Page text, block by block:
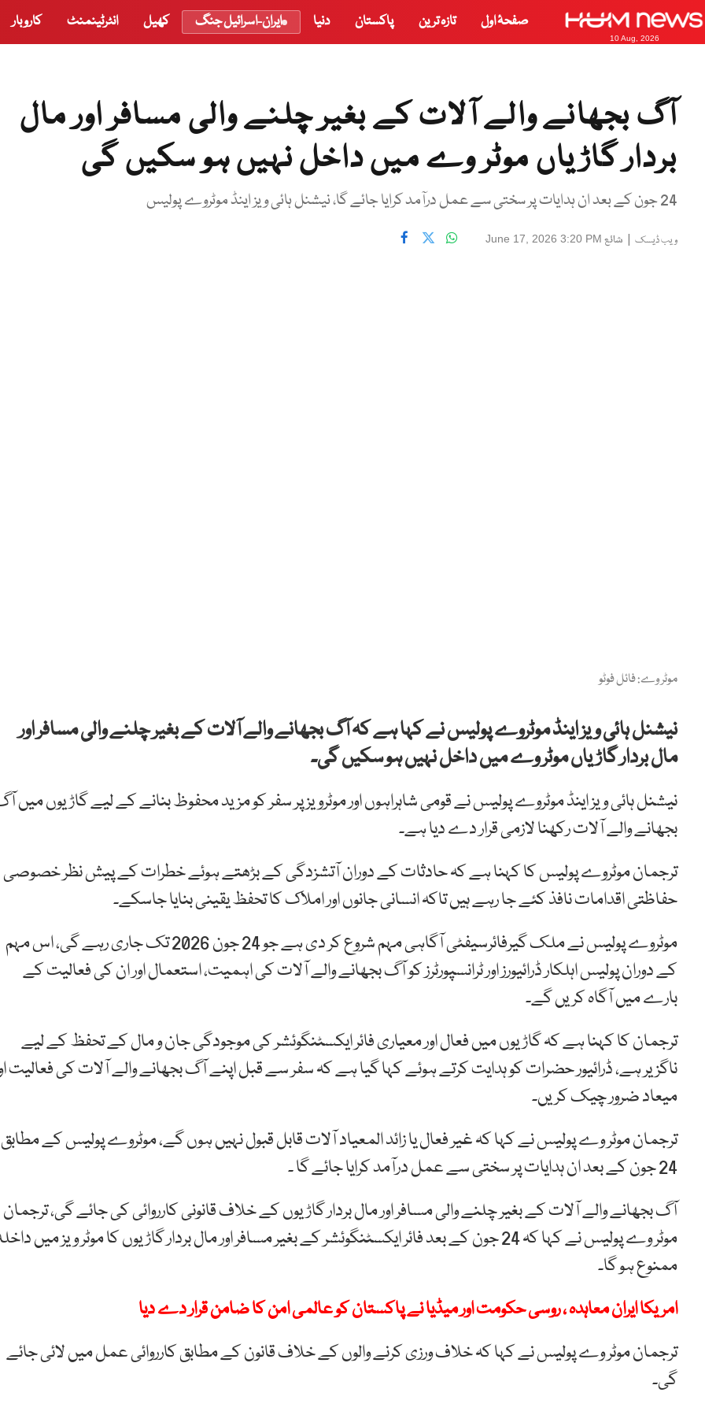
10 Aug, 2026
صفحۂ اول تازہ ترین پاکستان دنیا ایران-اسرائیل جنگ کھیل انٹرٹینمنٹ کاروبار
آگ بجھانے والے آلات کے بغیر چلنے والی مسافر اور مال
بردار گاڑیاں موٹر وے میں داخل نہیں ہو سکیں گی
24 جون کے بعد ان ہدایات پر سختی سے عمل درآمد کرایا جائے گا، نیشنل ہائی ویز اینڈ موٹروے پولیس
ویب ڈیسک | شائع June 17, 2026 3:20 PM
موٹر وے: فائل فوٹو
نیشنل ہائی ویز اینڈ موٹروے پولیس نے کہا ہے کہ آگ بجھانے والے آلات کے بغیر چلنے والی مسافر اور
مال بردار گاڑیاں موٹر وے میں داخل نہیں ہو سکیں گی۔
نیشنل ہائی ویز اینڈ موٹروے پولیس نے قومی شاہراہوں اور موٹرویز پر سفر کو مزید محفوظ بنانے کے لیے گاڑیوں میں
بجھانے والے آلات رکھنا لازمی قرار دے دیا ہے۔
ترجمان موٹروے پولیس کا کہنا ہے کہ حادثات کے دوران آتشزدگی کے بڑھتے ہوئے خطرات کے پیش نظر خصوصی
حفاظتی اقدامات نافذ کئے جا رہے ہیں تاکہ انسانی جانوں اور املاک کا تحفظ یقینی بنایا جاسکے۔
موٹروے پولیس نے ملک گیرفائرسیفٹی آگاہی مہم شروع کر دی ہے جو 24 جون 2026 تک جاری رہے گی، اس مہم
کے دوران پولیس اہلکار ڈرائیورز اور ٹرانسپورٹرز کو آگ بجھانے والے آلات کی اہمیت، استعمال اور ان کی فعالیت کے
بارے میں آگاہ کریں گے۔
ترجمان کا کہنا ہے کہ گاڑیوں میں فعال اور معیاری فائر ایکسٹنگوئشر کی موجودگی جان و مال کے تحفظ کے لیے
ناگزیر ہے، ڈرائیور حضرات کو ہدایت کرتے ہوئے کہا گیا ہے کہ سفر سے قبل اپنے آگ بجھانے والے آلات کی فعالیت
میعاد ضرور چیک کریں۔
ترجمان موٹر وے پولیس نے کہا کہ غیر فعال یا زائد المعیاد آلات قابل قبول نہیں ہوں گے، موٹروے پولیس کے مطابق
24 جون کے بعد ان ہدایات پر سختی سے عمل درآمد کرایا جائے گا ۔
آگ بجھانے والے آلات کے بغیر چلنے والی مسافر اور مال بردار گاڑیوں کے خلاف قانونی کارروائی کی جائے گی، ترجمان
موٹر وے پولیس نے کہا کہ 24 جون کے بعد فائر ایکسٹنگوئشر کے بغیر مسافر اور مال بردار گاڑیوں کا موٹر ویز میں
ممنوع ہو گا۔
امریکا ایران معاہدہ ، روسی حکومت اور میڈیا نے پاکستان کو عالمی امن کا ضامن قرار دے دیا
ترجمان موٹر وے پولیس نے کہا کہ خلاف ورزی کرنے والوں کے خلاف قانون کے مطابق کارروائی عمل میں لائی جائے
گی۔